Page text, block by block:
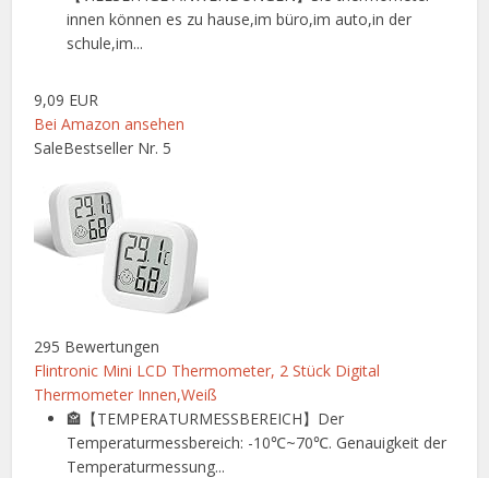
innen können es zu hause,im büro,im auto,in der
schule,im...
9,09 EUR
Bei Amazon ansehen
SaleBestseller Nr. 5
295 Bewertungen
Flintronic Mini LCD Thermometer, 2 Stück Digital
Thermometer Innen,Weiß
🏤【TEMPERATURMESSBEREICH】Der
Temperaturmessbereich: -10℃~70℃. Genauigkeit der
Temperaturmessung...